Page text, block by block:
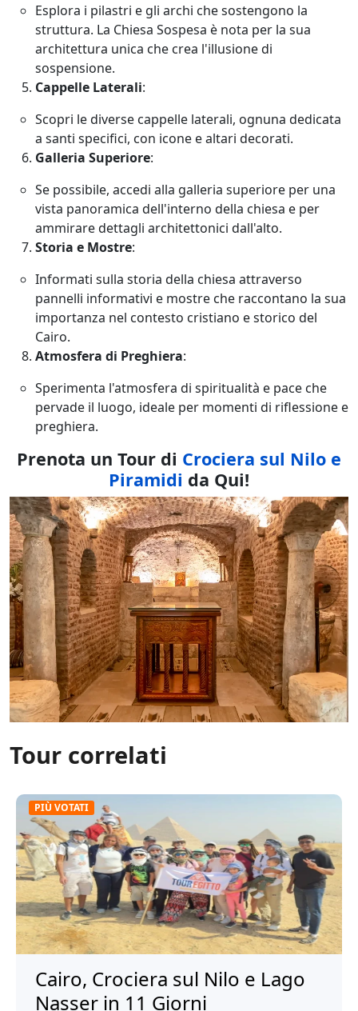
Esplora i pilastri e gli archi che sostengono la
struttura. La Chiesa Sospesa è nota per la sua
architettura unica che crea l'illusione di
sospensione.
Cappelle Laterali:
Scopri le diverse cappelle laterali, ognuna dedicata
a santi specifici, con icone e altari decorati.
Galleria Superiore:
Se possibile, accedi alla galleria superiore per una
vista panoramica dell'interno della chiesa e per
ammirare dettagli architettonici dall'alto.
Storia e Mostre:
Informati sulla storia della chiesa attraverso
pannelli informativi e mostre che raccontano la sua
importanza nel contesto cristiano e storico del
Cairo.
Atmosfera di Preghiera:
Sperimenta l'atmosfera di spiritualità e pace che
pervade il luogo, ideale per momenti di riflessione e
preghiera.
Prenota un Tour di Crociera sul Nilo e
Piramidi da Qui!
Tour correlati
PIÙ VOTATI
Cairo, Crociera sul Nilo e Lago
Nasser in 11 Giorni